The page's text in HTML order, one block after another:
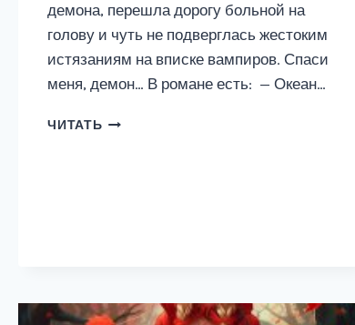
демона, перешла дорогу больной на
голову и чуть не подверглась жестоким
истязаниям на вписке вампиров. Спаси
меня, демон… В романе есть: — Океан…
ЧИТАТЬ НЕ